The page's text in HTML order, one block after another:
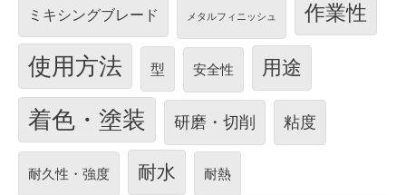
ミキシングブレード メタルフィニッシュ 作業性
使用方法 型 安全性 用途
着色・塗装 研磨・切削 粘度
耐久性・強度 耐水 耐熱